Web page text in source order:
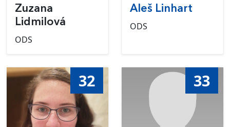
Zuzana
Lidmilová
ODS
Aleš Linhart
ODS
32 33